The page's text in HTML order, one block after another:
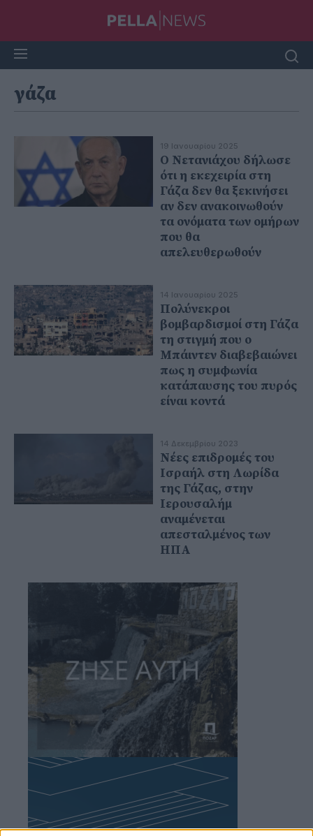
γάζα
19 Ιανουαρίου 2025
Ο Νετανιάχου δήλωσε
ότι η εκεχειρία στη
Γάζα δεν θα ξεκινήσει
αν δεν ανακοινωθούν
τα ονόματα των ομήρων
που θα
απελευθερωθούν
14 Ιανουαρίου 2025
Πολύνεκροι
βομβαρδισμοί στη Γάζα
τη στιγμή που ο
Μπάιντεν διαβεβαιώνει
πως η συμφωνία
κατάπαυσης του πυρός
είναι κοντά
14 Δεκεμβρίου 2023
Νέες επιδρομές του
Ισραήλ στη Λωρίδα
της Γάζας, στην
Ιερουσαλήμ
αναμένεται
απεσταλμένος των
ΗΠΑ